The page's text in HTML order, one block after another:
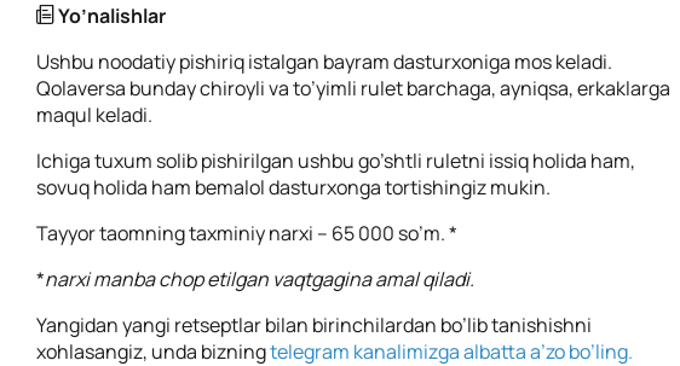
Yo’nalishlar
Ushbu noodatiy pishiriq istalgan bayram dasturxoniga mos keladi.
Qolaversa bunday chiroyli va to’yimli rulet barchaga, ayniqsa, erkaklarga
maqul keladi.
Ichiga tuxum solib pishirilgan ushbu go’shtli ruletni issiq holida ham,
sovuq holida ham bemalol dasturxonga tortishingiz mukin.
Tayyor taomning taxminiy narxi – 65 000 so’m. *
*narxi manba chop etilgan vaqtgagina amal qiladi.
Yangidan yangi retseptlar bilan birinchilardan bo’lib tanishishni
xohlasangiz, unda bizningtelegram kanalimizga albatta a’zo bo’ling.